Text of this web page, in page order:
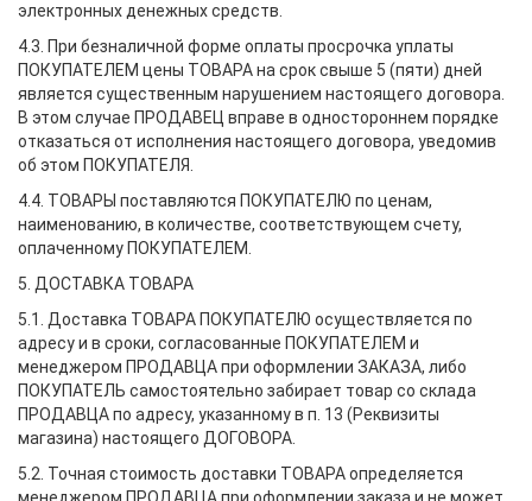
электронных денежных средств.
4.3. При безналичной форме оплаты просрочка уплаты
ПОКУПАТЕЛЕМ цены ТОВАРА на срок свыше 5 (пяти) дней
является существенным нарушением настоящего договора.
В этом случае ПРОДАВЕЦ вправе в одностороннем порядке
отказаться от исполнения настоящего договора, уведомив
об этом ПОКУПАТЕЛЯ.
4.4. ТОВАРЫ поставляются ПОКУПАТЕЛЮ по ценам,
наименованию, в количестве, соответствующем счету,
оплаченному ПОКУПАТЕЛЕМ.
5. ДОСТАВКА ТОВАРА
5.1. Доставка ТОВАРА ПОКУПАТЕЛЮ осуществляется по
адресу и в сроки, согласованные ПОКУПАТЕЛЕМ и
менеджером ПРОДАВЦА при оформлении ЗАКАЗА, либо
ПОКУПАТЕЛЬ самостоятельно забирает товар со склада
ПРОДАВЦА по адресу, указанному в п. 13 (Реквизиты
магазина) настоящего ДОГОВОРА.
5.2. Точная стоимость доставки ТОВАРА определяется